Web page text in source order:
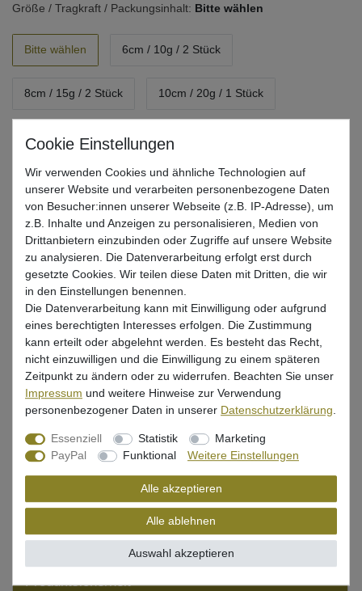
Größe / Tragkraft / Packungsinhalt: Bitte wählen
Bitte wählen 6cm / 10g / 2 Stück
8cm / 15g / 2 Stück 10cm / 20g / 1 Stück
12cm / 30g / 1 Stück
UVP 2,50 €
2,06 EUR*
* inkl. ges. MwSt. zzgl.Versandkosten
Lieferzeit 1-3 Tage (Deutschland); 3-7 Tage (Ausland)
Informationen zur Berechnung des Liefertermins hier
Mehr als 5 Stück verfügbar
In den Warenkorb
Beschreibung
Produktsicherheit
Wir verwenden Cookies und ähnliche Technologien auf
unserer Website und verarbeiten personenbezogene Daten
von Besucher:innen unserer Webseite (z.B. IP-Adresse), um
z.B. Inhalte und Anzeigen zu personalisieren, Medien von
Drittanbietern einzubinden oder Zugriffe auf unsere Website
zu analysieren. Die Datenverarbeitung erfolgt erst durch
gesetzte Cookies. Wir teilen diese Daten mit Dritten, die wir
in den Einstellungen benennen.
Die Datenverarbeitung kann mit Einwilligung oder aufgrund
eines berechtigten Interesses erfolgen. Die Zustimmung
kann erteilt oder abgelehnt werden. Es besteht das Recht,
nicht einzuwilligen und die Einwilligung zu einem späteren
Zeitpunkt zu ändern oder zu widerrufen. Beachten Sie unser
Impressum und weitere Hinweise zur Verwendung
personenbezogener Daten in unserer Daten­schutz­erklärung.
Essenziell Statistik
Marketing
PayPal
Funktional Weitere Einstellungen
Alle akzeptieren
Alle ablehnen
Auswahl akzeptieren